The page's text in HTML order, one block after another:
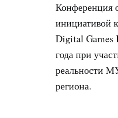
Конференция
инициативой
Digital Games
года при
реальности
региона.